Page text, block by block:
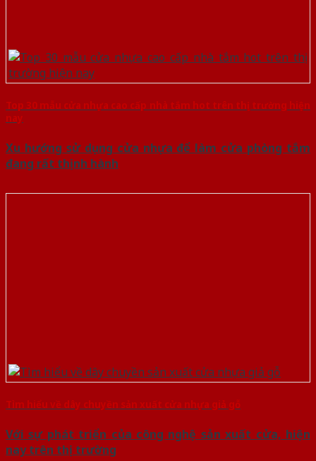
Top 30 mẫu cửa nhựa cao cấp nhà tắm hot trên thị trường hiện
nay
Xu hướng sử dụng cửa nhựa để làm cửa phòng tắm
đang rất thịnh hành
Tìm hiểu về dây chuyền sản xuất cửa nhựa giả gỗ
Với sự phát triển của công nghệ sản xuất cửa, hiện
nay trên thị trường